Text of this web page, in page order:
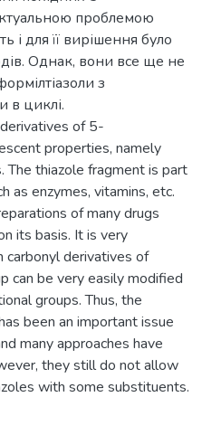
проблемою
і для її вирішення було
Однак, вони все ще не
з
в циклі.
of 5-
properties, namely
The thiazole fragment is part
as enzymes, vitamins, etc.
of many drugs
its basis. It is very
carbonyl derivatives of
can be very easily modified
groups. Thus, the
been an important issue
many approaches have
they still do not allow
with some substituents.